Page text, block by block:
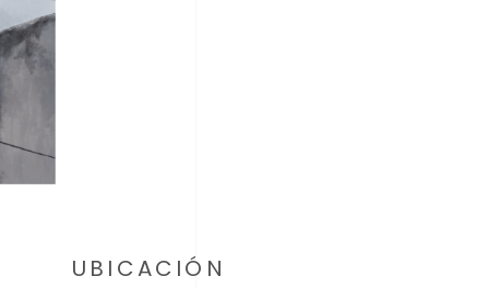
UBICACIÓN